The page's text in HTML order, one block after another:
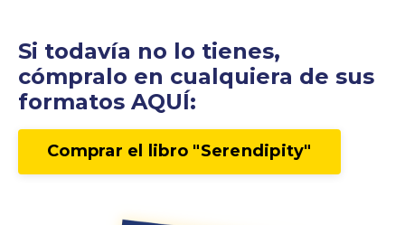
Si todavía no lo tienes,
cómpralo en cualquiera de sus
formatos AQUÍ:
Comprar el libro "Serendipity"